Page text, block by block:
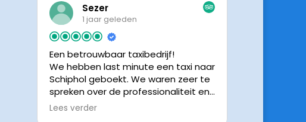
staat.Altijd nette chauffeurs, en in
mijn geval is het voordeliger dan
parkeren op P3 bij 9 dagen parkeren.
En dan hopen dat je auto geen
schade heeft ivm de krappe
parkeervakken. Ik beveel
Luchthavenexpress dan ook zeker
aan.
Sezer
1 jaar geleden
Een betrouwbaar taxibedrijf!
We hebben last minute een taxi naar
Schiphol geboekt. We waren zeer te
spreken over de professionaliteit en
vriendelijkheid van luchthavenexpres!
Lees verder